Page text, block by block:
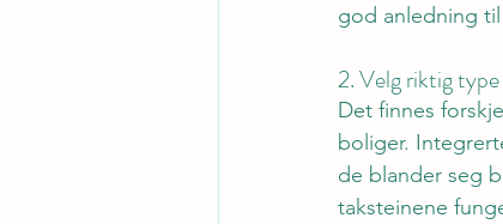
god anledning
2. Velg riktig
Det finnes
boliger.
de blander seg
taksteinene